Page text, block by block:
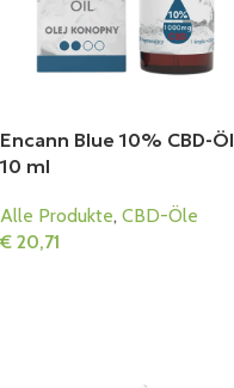
Encann Blue 10% CBD-Öl
10 ml
Alle Produkte, CBD-Öle
€ 20,71